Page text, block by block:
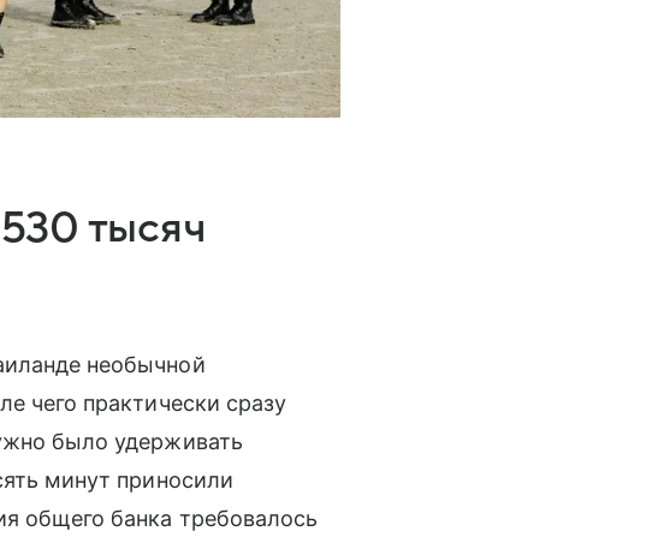
тысяч
необычной
чего практически сразу
было удерживать
минут приносили
общего банка требовалось